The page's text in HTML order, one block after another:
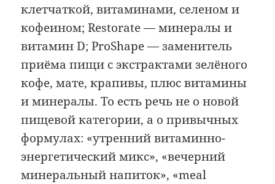
клетчаткой, витаминами, селеном и
кофеином; Restorate — минералы и
витамин D; ProShape — заменитель
приёма пищи с экстрактами зелёного
кофе, мате, крапивы, плюс витамины
и минералы. То есть речь не о новой
пищевой категории, а о привычных
формулах: «утренний витаминно-
энергетический микс», «вечерний
минеральный напиток», «meal